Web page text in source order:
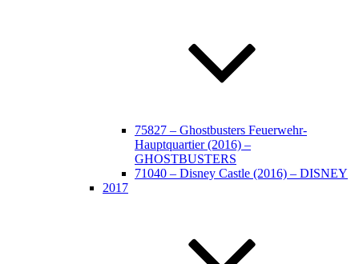
75827 – Ghostbusters Feuerwehr-
Hauptquartier (2016) –
GHOSTBUSTERS
71040 – Disney Castle (2016) – DISNEY
2017